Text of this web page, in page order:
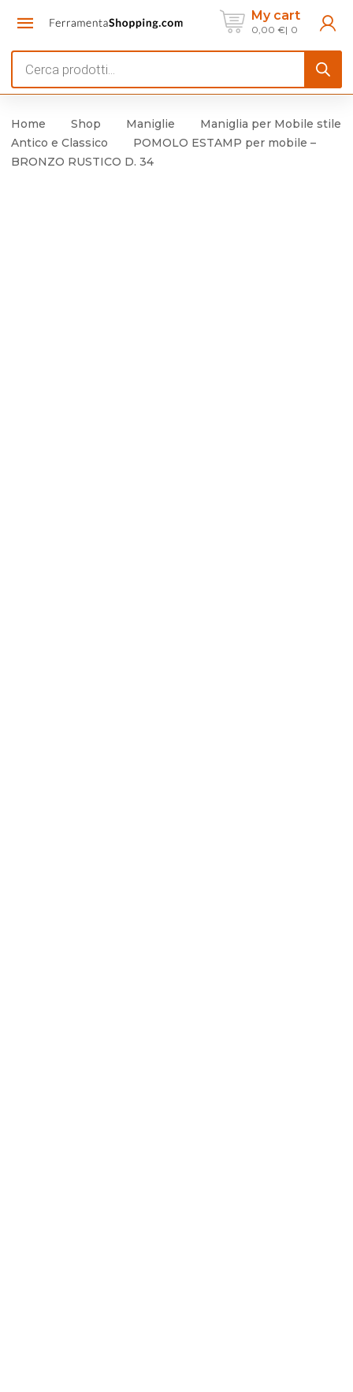
My cart
0,00 € 0
search
Home Shop Maniglie
Maniglia per Mobile stile
Antico e Classico
POMOLO ESTAMP per mobile –
BRONZO RUSTICO D. 34